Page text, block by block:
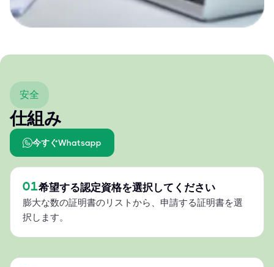
安全
仕組み
今すぐWhatsapp
01希望する認定資格を選択してください
膨大な数の証明書のリストから、申請する証明書を選
択します。